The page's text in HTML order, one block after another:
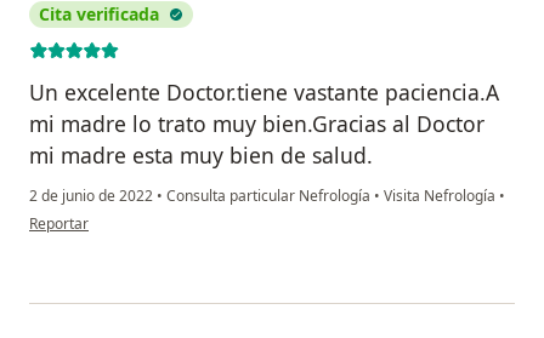
Cita verificada
Un excelente Doctor.tiene vastante paciencia.A
mi madre lo trato muy bien.Gracias al Doctor
mi madre esta muy bien de salud.
2 de junio de 2022 • Consulta particular Nefrología • Visita Nefrología •
en opinión del usuario Alexei nils Balbuena Huarcaya
Reportar